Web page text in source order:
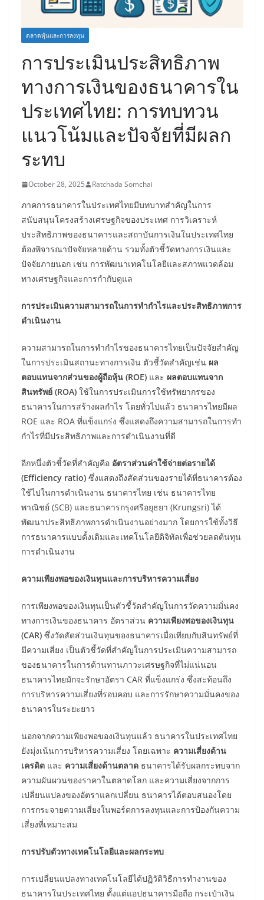
ตลาดหุ้นและการลงทุน
การประเมินประสิทธิภาพ
ทางการเงินของธนาคารใน
ประเทศไทย: การทบทวน
แนวโน้มและปัจจัยที่มีผลก
ระทบ
October 28, 2025 Ratchada Somchai
ภาคการธนาคารในประเทศไทยมีบทบาทสำคัญในการ
สนับสนุนโครงสร้างเศรษฐกิจของประเทศ การวิเคราะห์
ประสิทธิภาพของธนาคารและสถาบันการเงินในประเทศไทย
ต้องพิจารณาปัจจัยหลายด้าน รวมทั้งตัวชี้วัดทางการเงินและ
ปัจจัยภายนอก เช่น การพัฒนาเทคโนโลยีและสภาพแวดล้อม
ทางเศรษฐกิจและการกำกับดูแล
การประเมินความสามารถในการทำกำไรและประสิทธิภาพการ
ดำเนินงาน
ความสามารถในการทำกำไรของธนาคารไทยเป็นปัจจัยสำคัญ
ในการประเมินสถานะทางการเงิน ตัวชี้วัดสำคัญเช่น ผล
ตอบแทนจากส่วนของผู้ถือหุ้น (ROE) และ ผลตอบแทนจาก
สินทรัพย์ (ROA) ใช้ในการประเมินการใช้ทรัพยากรของ
ธนาคารในการสร้างผลกำไร โดยทั่วไปแล้ว ธนาคารไทยมีผล
ROE และ ROA ที่แข็งแกร่ง ซึ่งแสดงถึงความสามารถในการทำ
กำไรที่มีประสิทธิภาพและการดำเนินงานที่ดี
อีกหนึ่งตัวชี้วัดที่สำคัญคือ อัตราส่วนค่าใช้จ่ายต่อรายได้
(Efficiency ratio) ซึ่งแสดงถึงสัดส่วนของรายได้ที่ธนาคารต้อง
ใช้ไปในการดำเนินงาน ธนาคารไทย เช่น ธนาคารไทย
พาณิชย์ (SCB) และธนาคารกรุงศรีอยุธยา (Krungsri) ได้
พัฒนาประสิทธิภาพการดำเนินงานอย่างมาก โดยการใช้ทั้งวิธี
การธนาคารแบบดั้งเดิมและเทคโนโลยีดิจิทัลเพื่อช่วยลดต้นทุน
การดำเนินงาน
ความเพียงพอของเงินทุนและการบริหารความเสี่ยง
การเพียงพอของเงินทุนเป็นตัวชี้วัดสำคัญในการวัดความมั่นคง
ทางการเงินของธนาคาร อัตราส่วน ความเพียงพอของเงินทุน
(CAR) ซึ่งวัดสัดส่วนเงินทุนของธนาคารเมื่อเทียบกับสินทรัพย์ที่
มีความเสี่ยง เป็นตัวชี้วัดที่สำคัญในการประเมินความสามารถ
ของธนาคารในการต้านทานภาวะเศรษฐกิจที่ไม่แน่นอน
ธนาคารไทยมักจะรักษาอัตรา CAR ที่แข็งแกร่ง ซึ่งสะท้อนถึง
การบริหารความเสี่ยงที่รอบคอบ และการรักษาความมั่นคงของ
ธนาคารในระยะยาว
นอกจากความเพียงพอของเงินทุนแล้ว ธนาคารในประเทศไทย
ยังมุ่งเน้นการบริหารความเสี่ยง โดยเฉพาะ ความเสี่ยงด้าน
เครดิต และ ความเสี่ยงด้านตลาด ธนาคารได้รับผลกระทบจาก
ความผันผวนของราคาในตลาดโลก และความเสี่ยงจากการ
เปลี่ยนแปลงของอัตราแลกเปลี่ยน ธนาคารได้ตอบสนองโดย
การกระจายความเสี่ยงในพอร์ตการลงทุนและการป้องกันความ
เสี่ยงที่เหมาะสม
การปรับตัวทางเทคโนโลยีและผลกระทบ
การเปลี่ยนแปลงทางเทคโนโลยีได้ปฏิวัติวิธีการทำงานของ
ธนาคารในประเทศไทย ตั้งแต่แอปธนาคารมือถือ กระเป๋าเงิน